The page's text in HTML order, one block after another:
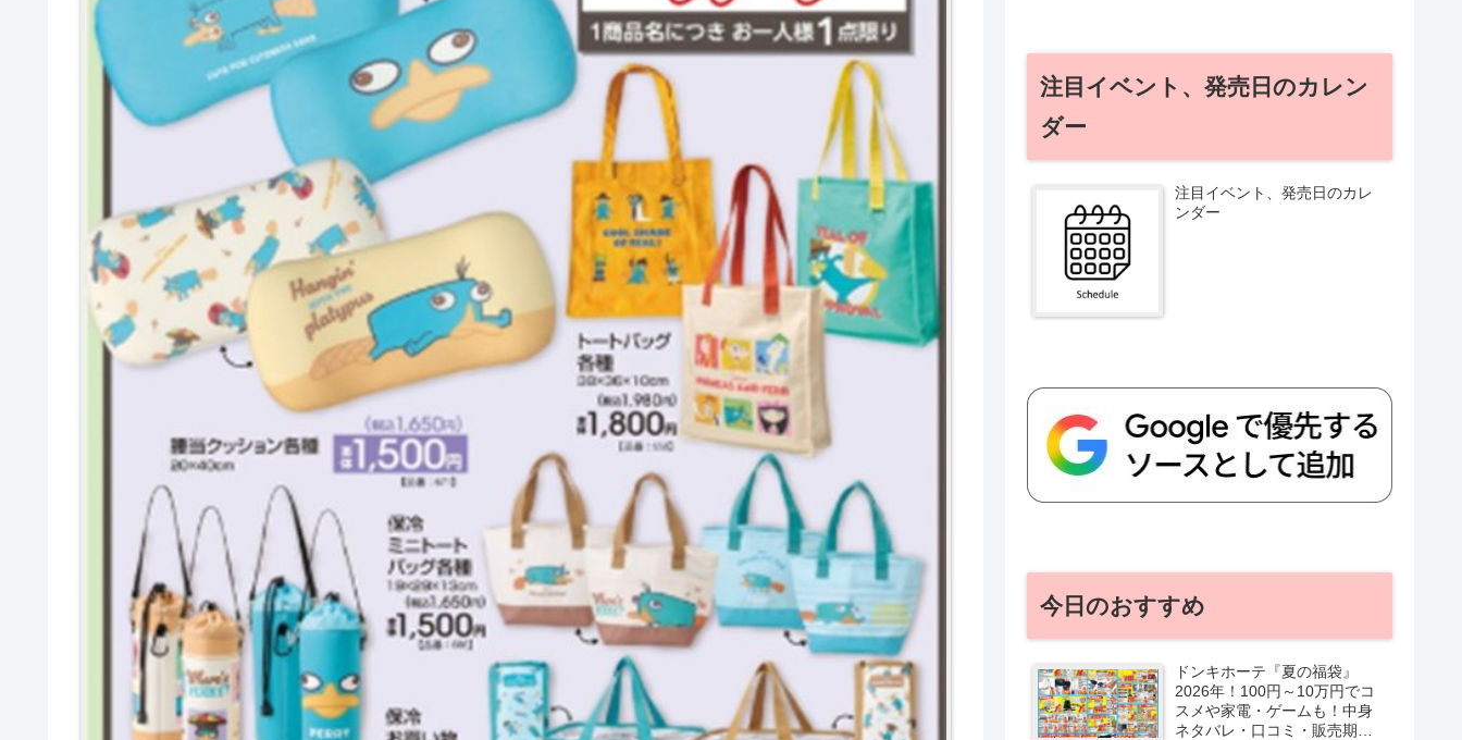
注目イベント、発売日のカレン
ダー
注目イベント、発売日のカレ
ンダー
今日のおすすめ
ドンキホーテ『夏の福袋』
2026年！100円～10万円でコ
スメや家電・ゲームも！中身
ネタバレ・口コミ・販売期